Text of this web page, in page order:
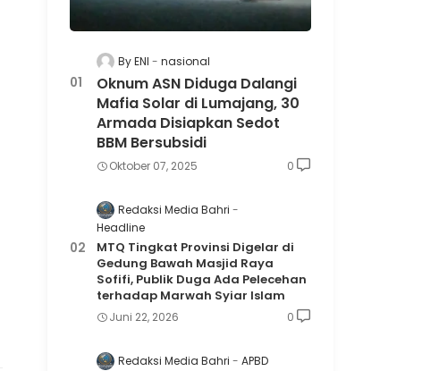
By ENI nasional
Oknum ASN Diduga Dalangi
Mafia Solar di Lumajang, 30
Armada Disiapkan Sedot
BBM Bersubsidi
Oktober 07, 2025 0
Redaksi Media Bahri
Headline
MTQ Tingkat Provinsi Digelar di
Gedung Bawah Masjid Raya
Sofifi, Publik Duga Ada Pelecehan
terhadap Marwah Syiar Islam
Juni 22, 2026 0
Redaksi Media Bahri APBD